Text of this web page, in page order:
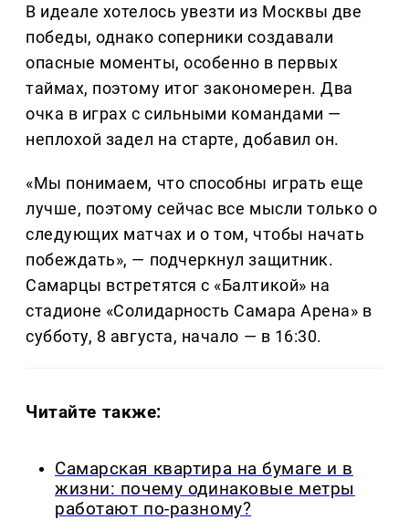
В идеале хотелось увезти из Москвы две
победы, однако соперники создавали
опасные моменты, особенно в первых
таймах, поэтому итог закономерен. Два
очка в играх с сильными командами —
неплохой задел на старте, добавил он.
«Мы понимаем, что способны играть еще
лучше, поэтому сейчас все мысли только о
следующих матчах и о том, чтобы начать
побеждать», — подчеркнул защитник.
Самарцы встретятся с «Балтикой» на
стадионе «Солидарность Самара Арена» в
субботу, 8 августа, начало — в 16:30.
Читайте также:
Самарская квартира на бумаге и в
жизни: почему одинаковые метры
работают по-разному?